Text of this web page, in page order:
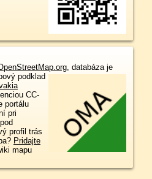
, databáza je
podklad
CC-
portálu
pri
profil trás
Pridajte
mapu